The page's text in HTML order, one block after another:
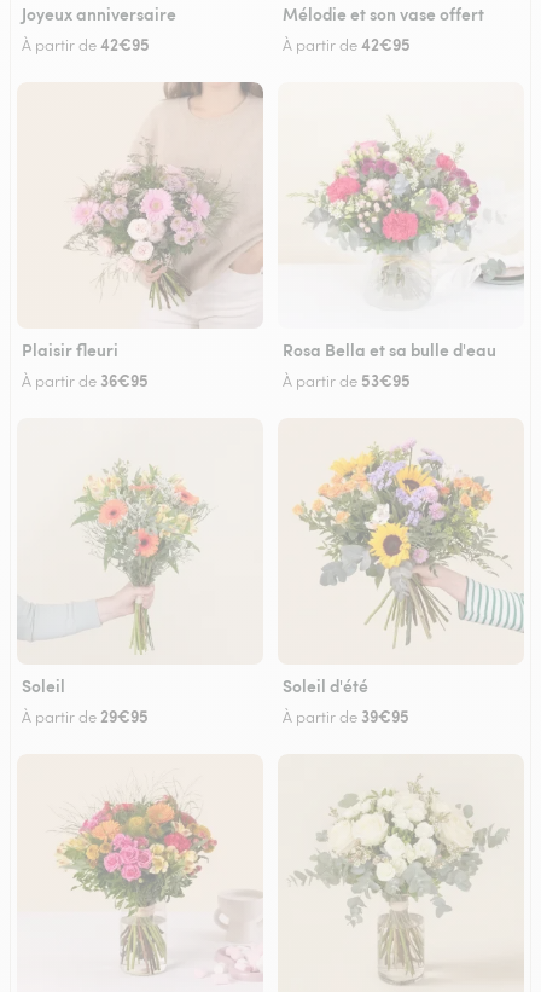
Joyeux anniversaire
À partir de42€95
Mélodie et son vase offert
À partir de42€95
Plaisir fleuri
À partir de 36€95
Rosa Bella et sa bulle d'eau
À partir de 53€95
Soleil
À partir de 29€95
Soleil d'été
À partir de 39€95